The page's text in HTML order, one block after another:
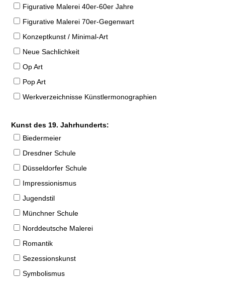
Figurative Malerei 40er-60er Jahre
Figurative Malerei 70er-Gegenwart
Konzeptkunst / Minimal-Art
Neue Sachlichkeit
Op Art
Pop Art
Werkverzeichnisse Künstlermonographien
Kunst des 19. Jahrhunderts:
Biedermeier
Dresdner Schule
Düsseldorfer Schule
Impressionismus
Jugendstil
Münchner Schule
Norddeutsche Malerei
Romantik
Sezessionskunst
Symbolismus